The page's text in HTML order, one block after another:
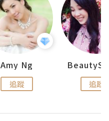
Amy Ng
追蹤 追蹤